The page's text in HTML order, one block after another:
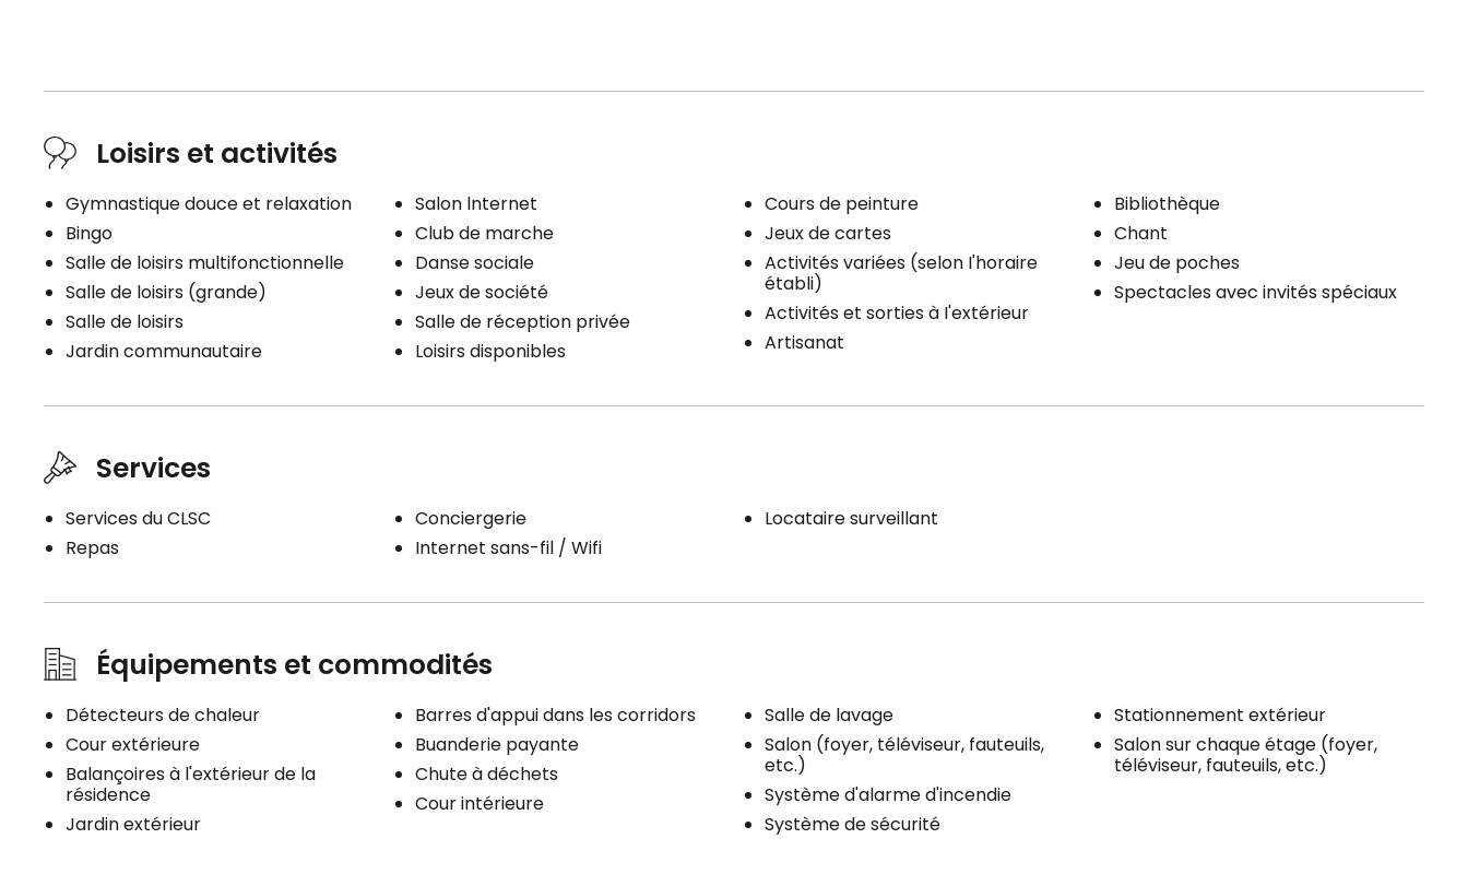
Loisirs et activités
Gymnastique douce et relaxation
Bingo
Salle de loisirs multifonctionnelle
Salle de loisirs (grande)
Salle de loisirs
Jardin communautaire
Salon lnternet
Club de marche
Danse sociale
Jeux de société
Salle de réception privée
Loisirs disponibles
Cours de peinture
Jeux de cartes
Activités variées (selon I'horaire
établi)
Activités et sorties à I'extérieur
Artisanat
Bibliothèque
Chant
Jeu de poches
Spectacles avec invités spéciaux
Services
Services du CLSC
Repas
Conciergerie
Internet sans-fil / Wifi
Locataire surveillant
Équipements et commodités
Détecteurs de chaleur
Cour extérieure
Balançoires à l'extérieur de la
résidence
Jardin extérieur
Barres d'appui dans les corridors
Buanderie payante
Chute à déchets
Cour intérieure
Salle de lavage
Salon (foyer, téléviseur, fauteuils,
etc.)
Système d'alarme d'incendie
Système de sécurité
Stationnement extérieur
Salon sur chaque étage (foyer,
téléviseur, fauteuils, etc.)